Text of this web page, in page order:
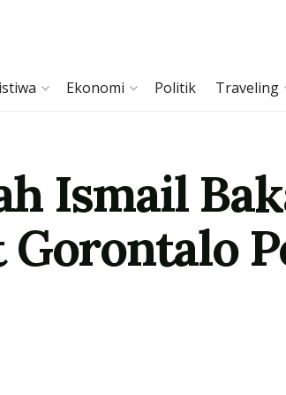
Ekonomi Politik Traveling
Ismail